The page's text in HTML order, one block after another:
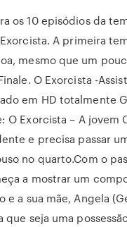
os 10 episódios da
A primeira
mesmo que um
O Exorcista -
em HD totalmente
O Exorcista – A jovem
e precisa passar
no quarto.Com o
a mostrar um
e a sua mãe, Angela
que seja uma